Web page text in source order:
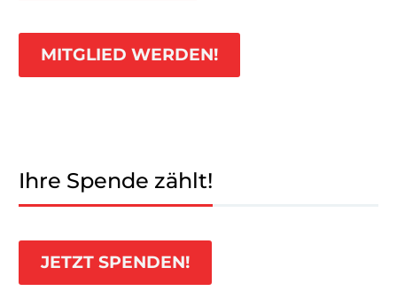
MITGLIED WERDEN!
Ihre Spende zählt!
JETZT SPENDEN!